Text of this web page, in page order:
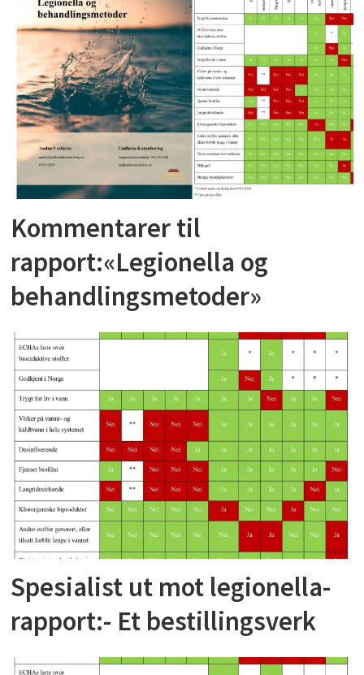
Kommentarer til
rapport:«Legionella og
behandlingsmetoder»
Spesialist ut mot legionella-
rapport:- Et bestillingsverk